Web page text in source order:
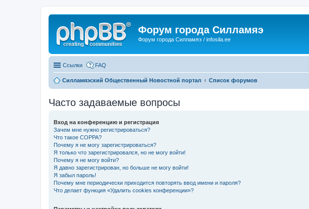
Форум города Силламяэ
Форум города Силламяэ / infosila.ee
Ссылки FAQ
Силламяэский Общественный Новостной портал Список форумов
Часто задаваемые вопросы
Вход на конференцию и регистрация
Зачем мне нужно регистрироваться?
Что такое COPPA?
Почему я не могу зарегистрироваться?
Я только что зарегистрировался, но не могу войти!
Почему я не могу войти?
Я давно зарегистрирован, но больше не могу войти!
Я забыл пароль!
Почему мне периодически приходится повторять ввод имени и пароля?
Что делает функция «Удалить cookies конференции»?